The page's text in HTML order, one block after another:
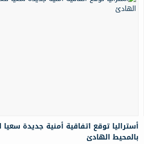
أستراليا توقع اتفاقية أمنية جديدة سعيا
بالمحيط الهادئ